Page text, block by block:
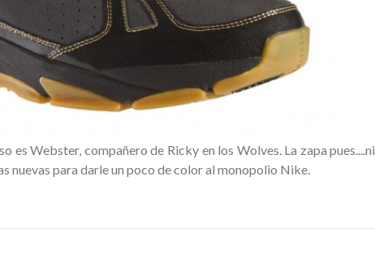
es Webster, compañero de Ricky en los Wolves. La zapa pues....ni
nuevas para darle un poco de color al monopolio Nike.